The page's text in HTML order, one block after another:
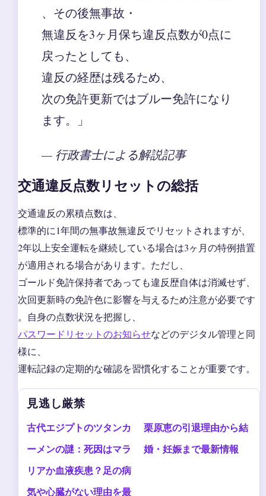
、その後無事故・
無違反を3ヶ月保ち違反点数が0点に
戻ったとしても、
違反の経歴は残るため、
次の免許更新ではブルー免許になり
ます。」
— 行政書士による解説記事
交通違反点数リセットの総括
交通違反の累積点数は、
標準的に1年間の無事故無違反でリセットされますが、
2年以上安全運転を継続している場合は3ヶ月の特例措置
が適用される場合があります。ただし、
ゴールド免許保持者であっても違反歴自体は消滅せず、
次回更新時の免許色に影響を与えるため注意が必要です
。自身の点数状況を把握し、
パスワードリセットのお知らせなどのデジタル管理と同
様に、
運転記録の定期的な確認を習慣化することが重要です。
見逃し厳禁
古代エジプトのツタンカ
ーメンの謎：死因はマラ
リアか血液疾患？足の病
気や心臓がない理由を最
栗原恵の引退理由から結
婚・妊娠まで最新情報